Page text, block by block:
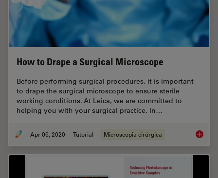
How to Drape a Surgical Microscope
Before performing surgical procedures, it is important
to drape the surgical microscope to ensure sterile
working conditions. At Leica, we are committed to
helping you with your surgical practice. In…
Apr 06, 2020 Tutorial Microscopia cirúrgica How to